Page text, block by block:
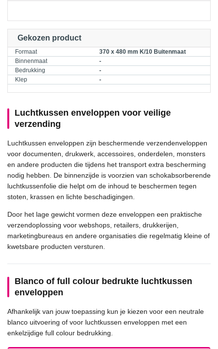
Gekozen product
Formaat
370 x 480 mm K/10 Buitenmaat
Binnenmaat
-
Bedrukking
-
Klep
-
Luchtkussen enveloppen voor veilige
verzending
Luchtkussen enveloppen zijn beschermende verzendenveloppen
voor documenten, drukwerk, accessoires, onderdelen, monsters
en andere producten die tijdens het transport extra bescherming
nodig hebben. De binnenzijde is voorzien van schokabsorberende
luchtkussenfolie die helpt om de inhoud te beschermen tegen
stoten, krassen en lichte beschadigingen.
Door het lage gewicht vormen deze enveloppen een praktische
verzendoplossing voor webshops, retailers, drukkerijen,
marketingbureaus en andere organisaties die regelmatig kleine of
kwetsbare producten versturen.
Blanco of full colour bedrukte luchtkussen
enveloppen
Afhankelijk van jouw toepassing kun je kiezen voor een neutrale
blanco uitvoering of voor luchtkussen enveloppen met een
enkelzijdige full colour bedrukking.